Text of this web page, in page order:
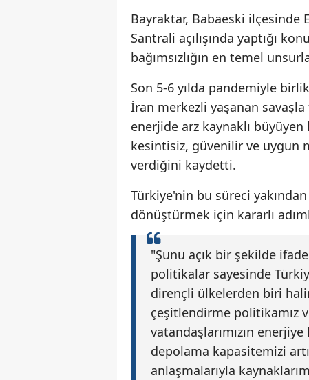
Bayraktar, Babaeski ilçesinde
Santrali açılışında yaptığı
bağımsızlığın en temel
Son 5-6 yılda pandemiyle
İran merkezli yaşanan savaşla
enerjide arz kaynaklı
kesintisiz, güvenilir ve uygun
verdiğini kaydetti.
Türkiye'nin bu süreci
dönüştürmek için kararlı
"Şunu açık bir şekilde
politikalar sayesinde
dirençli ülkelerden biri
çeşitlendirme politikamız
vatandaşlarımızın
depolama kapasitemizi
anlaşmalarıyla